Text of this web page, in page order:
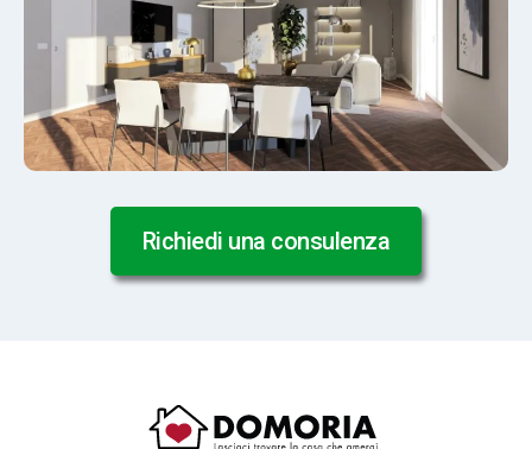
Richiedi una consulenza